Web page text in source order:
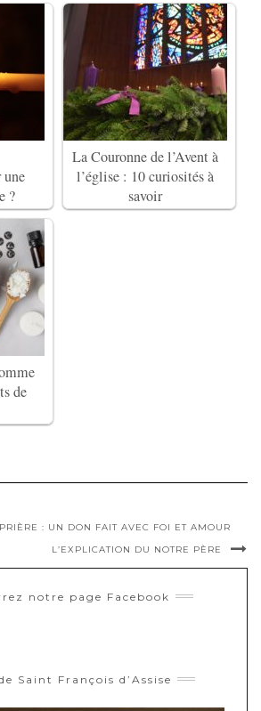
?
La Couronne de l’Avent à
l’église : 10 curiosités à
savoir
de
: UN DON FAIT AVEC FOI ET AMOUR
L’EXPLICATION DU NOTRE PÈRE
notre page Facebook
Saint François d’Assise